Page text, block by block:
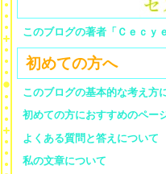
このブログの著者「Ｃｅｃｙ
初めての方へ
このブログの基本的な考え方
初めての方におすすめのペー
よくある質問と答えについて
私の文章について